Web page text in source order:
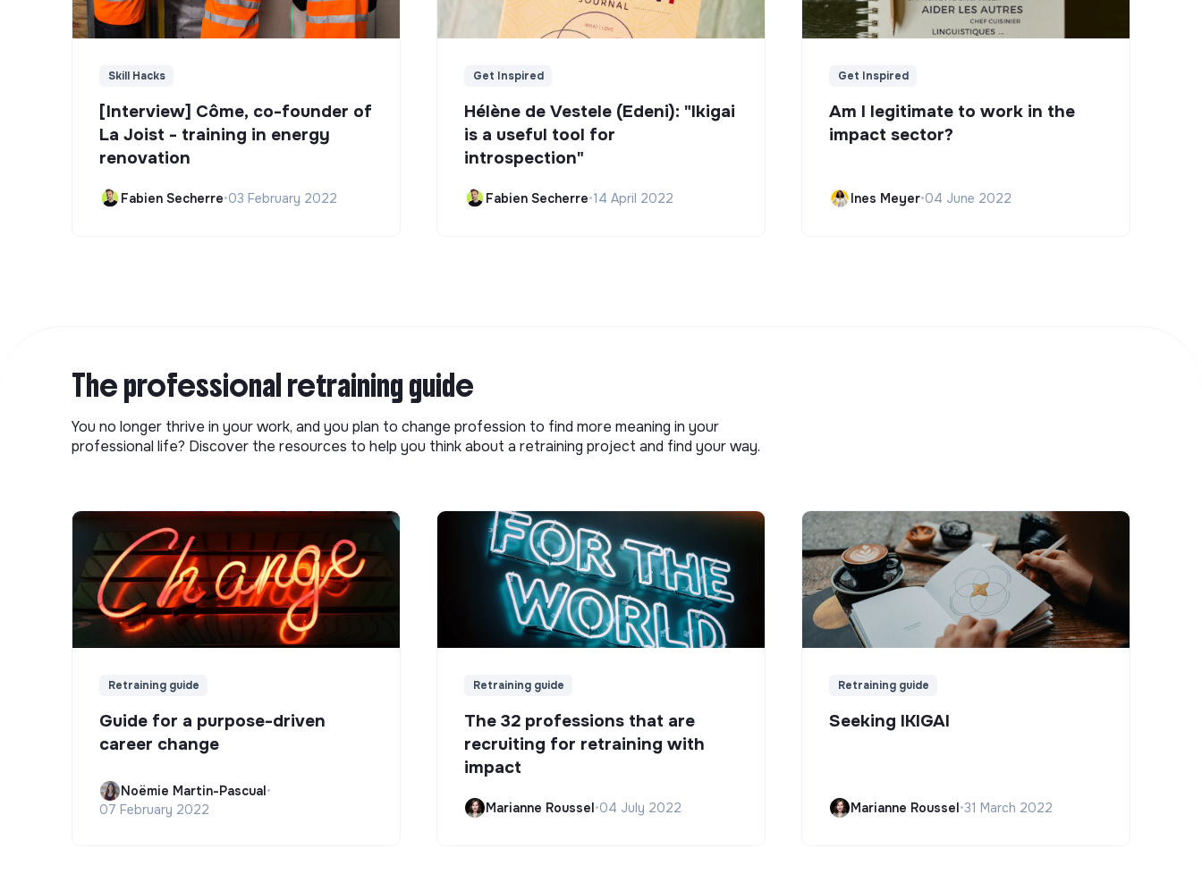
Skill Hacks
[Interview] Côme, co-founder of
La Joist - training in energy
renovation
Fabien Secherre•03 February 2022
Get Inspired
Hélène de Vestele (Edeni): "Ikigai
is a useful tool for
introspection"
Fabien Secherre•14 April 2022
Get Inspired
Am I legitimate to work in the
impact sector?
Ines Meyer•04 June 2022
The professional retraining guide
You no longer thrive in your work, and you plan to change profession to find more meaning in your
professional life? Discover the resources to help you think about a retraining project and find your way.
Retraining guide
Guide for a purpose-driven
career change
Noëmie Martin-Pascual•
07 February 2022
Retraining guide
The 32 professions that are
recruiting for retraining with
impact
Marianne Roussel•04 July 2022
Retraining guide
Seeking IKIGAI
Marianne Roussel•31 March 2022